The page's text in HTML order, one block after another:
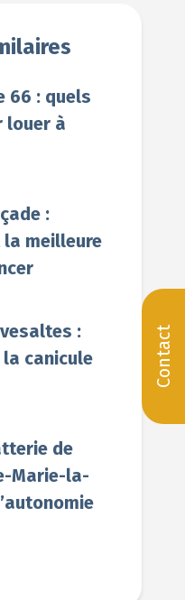
Contact
66 : quels
louer à
:
la meilleure
:
canicule
de
Marie-la-